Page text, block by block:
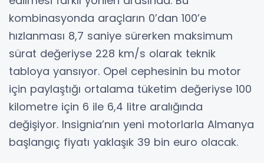
kombinasyonda araçların 0’dan 100’e
hızlanması 8,7 saniye sürerken maksimum
sürat değeriyse 228 km/s olarak teknik
tabloya yansıyor. Opel cephesinin bu motor
için paylaştığı ortalama tüketim değeriyse 100
kilometre için 6 ile 6,4 litre aralığında
değişiyor. Insignia’nın yeni motorlarla Almanya
başlangıç fiyatı yaklaşık 39 bin euro olacak.